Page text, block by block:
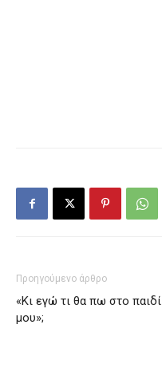
Προηγούμενο άρθρο
«Κι εγώ τι θα πω στο παιδί
μου»;